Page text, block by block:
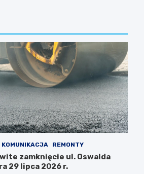
KOMUNIKACJA REMONTY
zamknięcie ul. Oswalda
29 lipca 2026 r.